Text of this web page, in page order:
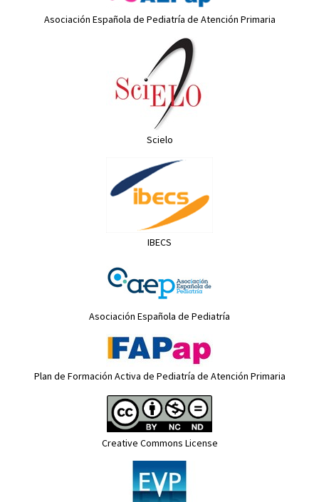
Asociación Española de Pediatría de Atención Primaria
Scielo
IBECS
Asociación Española de Pediatría
Plan de Formación Activa de Pediatría de Atención Primaria
Creative Commons License